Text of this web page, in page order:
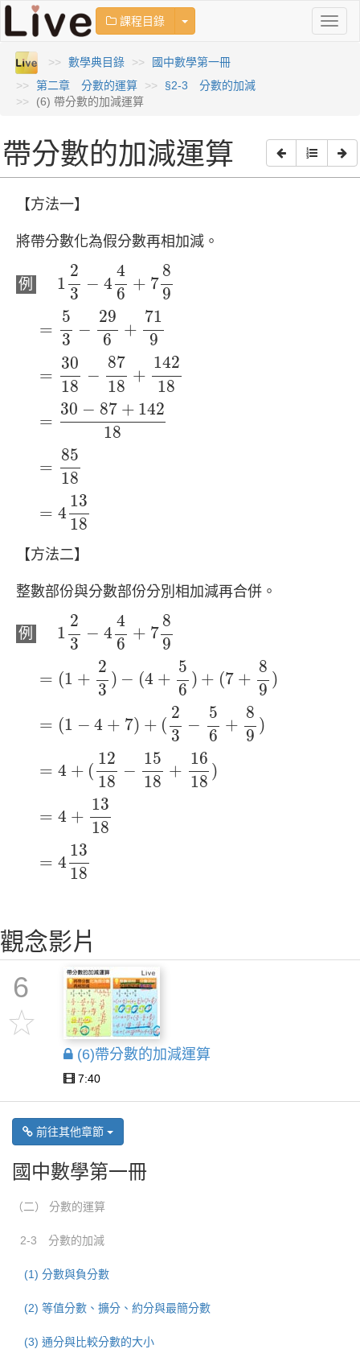
課程目錄 Toggle Dropdown
數學典目錄
國中數學第一冊
第二章 分數的運算
§2-3 分數的加減
(6) 帶分數的加減運算
帶分數的加減運算
【方法一】
將帶分數化為假分數再相加減。
例 1
2
3
− 4
4
6
+ 7
8
9
− 7
=
5
3
−
29
6
+
71
9
3− 6+
=
30
18
−
87
18
+
142
18
3018 8718 14218
=
30 − 87 + 142
18
30− +142 18
=
85
18
8518
= 4
13
18
13 18
【方法二】
整數部份與分數部份分別相加減再合併。
例 1
2
3
− 4
4
6
+ 7
8
9
− 7
= (1 +
2
3
) − (4 +
5
6
) + (7 +
8
9
)
− 7+
= (1 − 4 + 7) + (
2
3
−
5
6
+
8
9
)
+
= 4 + (
12
18
−
15
18
+
16
18
)
18− 18 18
= 4 +
13
18
18
= 4
13
18
13 18
觀念影片
6
(6)帶分數的加減運算
7:40
前往其他章節
國中數學第一冊
（二） 分數的運算
2-3 分數的加減
(1) 分數與負分數
(2) 等值分數、擴分、約分與最簡分數
(3) 通分與比較分數的大小